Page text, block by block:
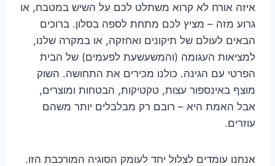
איזה אורח לא קרוא משתלט לכם על השיש במטבח, או
גרוע מזה – מציץ לכם מתחת לספה בסלון. ברוכים
הבאים לעולם של תיקונים ואחזקה, או במקרה שלנו,
למציאות העגומה (והמשעשעת לפעמים) של הבית
הפרטי עם הגינה. כולנו מכירים את התחושה. השוק
מוצף באינספור עצות, טקטיקות, הבטחות ומוצרים,
אבל האמת היא – רובם רק מבלבלים יותר משהם
עוזרים.
אנחנו עומדים לצלול יחד לעומק הסוגיה המורכבת הזו.